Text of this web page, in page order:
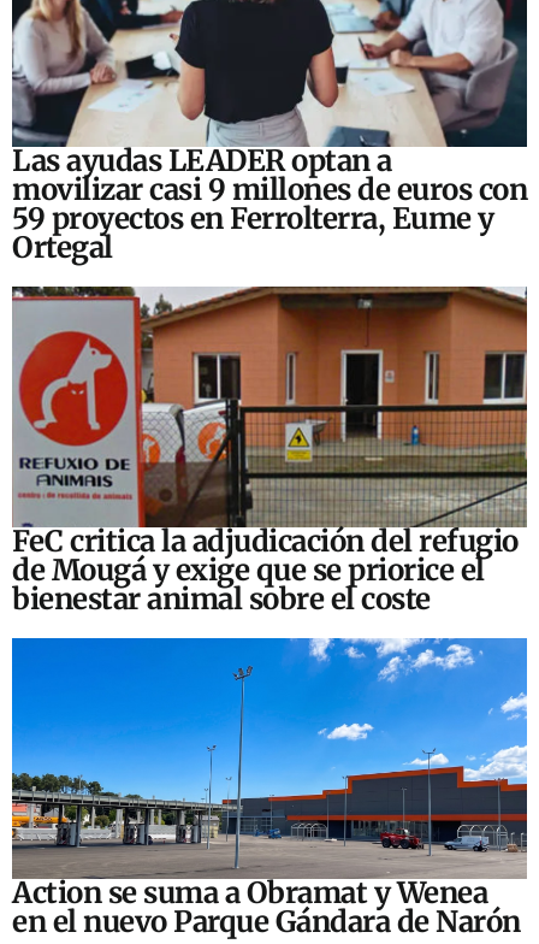
Las ayudas LEADER optan a
movilizar casi 9 millones de euros con
59 proyectos en Ferrolterra, Eume y
Ortegal
FeC critica la adjudicación del refugio
de Mougá y exige que se priorice el
bienestar animal sobre el coste
Action se suma a Obramat y Wenea
en el nuevo Parque Gándara de Narón